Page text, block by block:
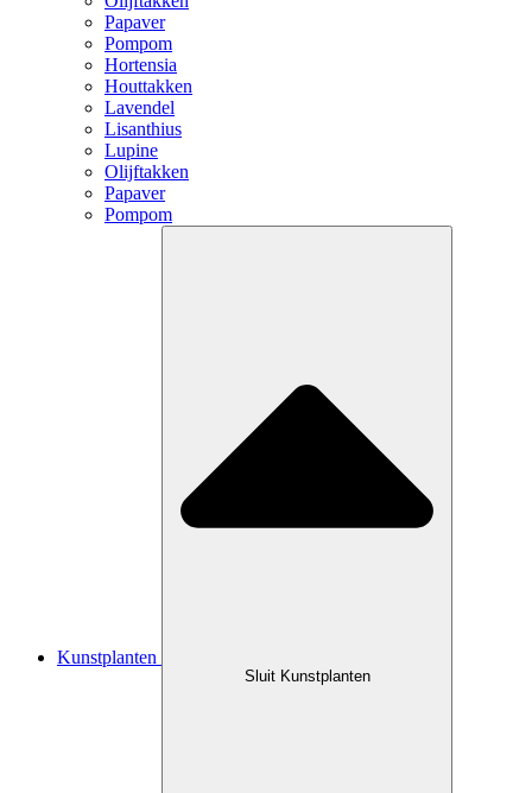
Papaver
Pompom
Hortensia
Houttakken
Lavendel
Lisanthius
Lupine
Olijftakken
Papaver
Pompom
Kunstplanten
Sluit Kunstplanten